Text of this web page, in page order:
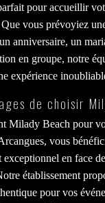
pour accueillir
vous prévoyiez
anniversaire, un
en groupe, notre
expérience
de choisir
Milady Beach pour
vous
exceptionnel en face
établissement
pour vos